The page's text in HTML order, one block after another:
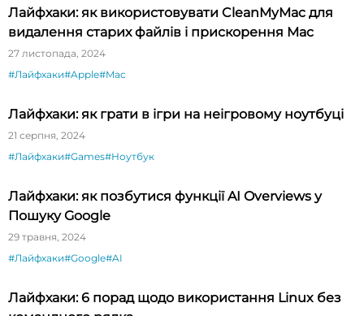
Лайфхаки: як використовувати CleanMyMac для
видалення старих файлів і прискорення Mac
27 листопада, 2024
#Лайфхаки#Apple#Mac
Лайфхаки: як грати в ігри на неігровому ноутбуці
21 серпня, 2024
#Лайфхаки#Games#Ноутбук
Лайфхаки: як позбутися функції AI Overviews у
Пошуку Google
29 травня, 2024
#Лайфхаки#Google#AI
Лайфхаки: 6 порад щодо використання Linux без